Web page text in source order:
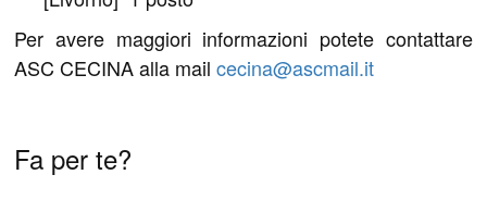
Per avere maggiori informazioni potete contattare
ASC CECINA alla mailcecina@ascmail.it
Fa per te?